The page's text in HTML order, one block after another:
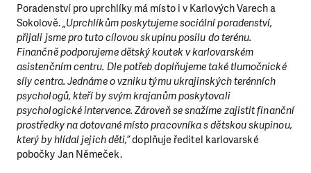
Poradenství pro uprchlíky má místo i v Karlových Varech a
Sokolově.„Uprchlíkům poskytujeme sociální poradenství,
přijali jsme pro tuto cílovou skupinu posilu do terénu.
Finančně podporujeme dětský koutek v karlovarském
asistenčním centru. Dle potřeb doplňujeme také tlumočnické
síly centra. Jednáme o vzniku týmu ukrajinských terénních
psychologů, kteří by svým krajanům poskytovali
psychologické intervence. Zároveň se snažíme zajistit finanční
prostředky na dotované místo pracovníka s dětskou skupinou,
který by hlídal jejich děti,“doplňuje ředitel karlovarské
pobočky Jan Němeček.